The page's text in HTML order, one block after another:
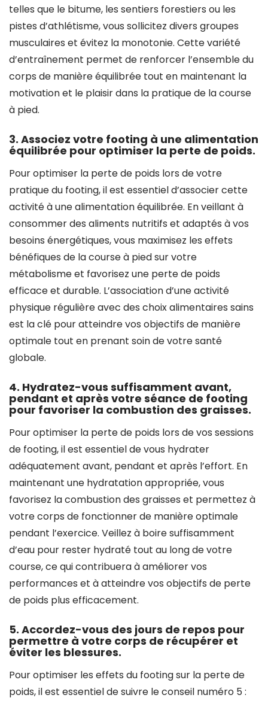
telles que le bitume, les sentiers forestiers ou les
pistes d’athlétisme, vous sollicitez divers groupes
musculaires et évitez la monotonie. Cette variété
d’entraînement permet de renforcer l’ensemble du
corps de manière équilibrée tout en maintenant la
motivation et le plaisir dans la pratique de la course
à pied.
3. Associez votre footing à une alimentation
équilibrée pour optimiser la perte de poids.
Pour optimiser la perte de poids lors de votre
pratique du footing, il est essentiel d’associer cette
activité à une alimentation équilibrée. En veillant à
consommer des aliments nutritifs et adaptés à vos
besoins énergétiques, vous maximisez les effets
bénéfiques de la course à pied sur votre
métabolisme et favorisez une perte de poids
efficace et durable. L’association d’une activité
physique régulière avec des choix alimentaires sains
est la clé pour atteindre vos objectifs de manière
optimale tout en prenant soin de votre santé
globale.
4. Hydratez-vous suffisamment avant,
pendant et après votre séance de footing
pour favoriser la combustion des graisses.
Pour optimiser la perte de poids lors de vos sessions
de footing, il est essentiel de vous hydrater
adéquatement avant, pendant et après l’effort. En
maintenant une hydratation appropriée, vous
favorisez la combustion des graisses et permettez à
votre corps de fonctionner de manière optimale
pendant l’exercice. Veillez à boire suffisamment
d’eau pour rester hydraté tout au long de votre
course, ce qui contribuera à améliorer vos
performances et à atteindre vos objectifs de perte
de poids plus efficacement.
5. Accordez-vous des jours de repos pour
permettre à votre corps de récupérer et
éviter les blessures.
Pour optimiser les effets du footing sur la perte de
poids, il est essentiel de suivre le conseil numéro 5 :